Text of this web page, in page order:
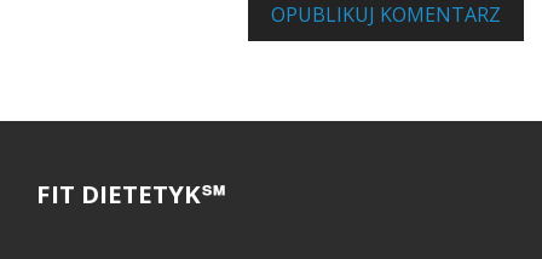
OPUBLIKUJ KOMENTARZ
FIT DIETETYK℠